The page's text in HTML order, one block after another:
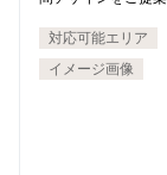
対応可能エリア
イメージ画像